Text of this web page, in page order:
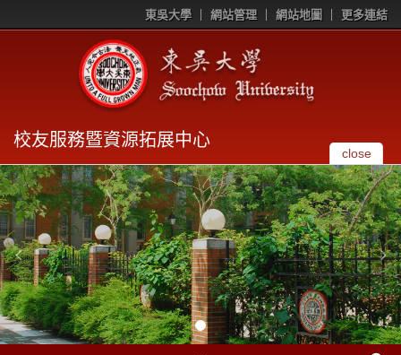
東吳大學 網站管理 網站地圖 更多連結
校友服務暨資源拓展中心
close